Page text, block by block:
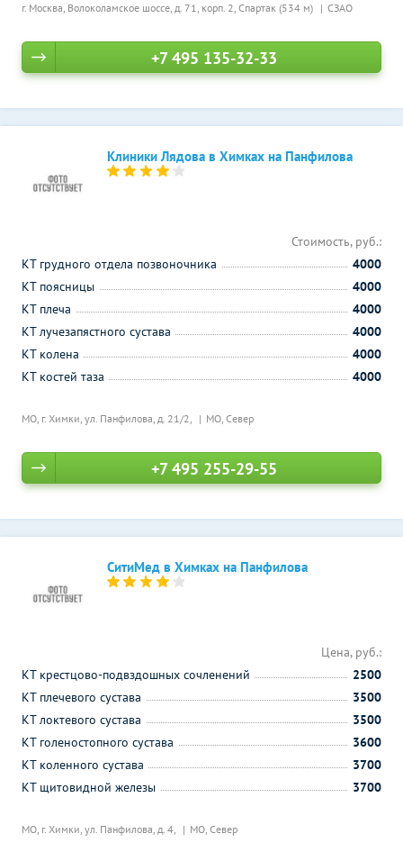
г. Москва, Волоколамское шоссе, д. 71, корп. 2, Спартак (534 м) СЗАО
+7 495 135-32-33
Клиники Лядова в Химках на Панфилова
МО, г. Химки, ул. Панфилова, д. 21/2, МО, Север
Стоимость, руб.:
КТ грудного отдела позвоночника
4000
КТ поясницы
4000
КТ плеча
4000
КТ лучезапястного сустава
4000
КТ колена
4000
КТ костей таза
4000
+7 495 255-29-55
СитиМед в Химках на Панфилова
МО, г. Химки, ул. Панфилова, д. 4, МО, Север
Цена, руб.:
КТ крестцово-подвздошных сочленений
2500
КТ плечевого сустава
3500
КТ локтевого сустава
3500
КТ голеностопного сустава
3600
КТ коленного сустава
3700
КТ щитовидной железы
3700